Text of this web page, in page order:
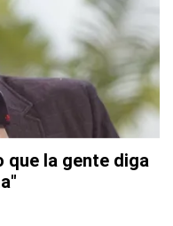
que la gente diga